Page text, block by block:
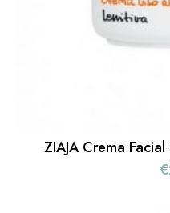
ZIAJA Crema
€